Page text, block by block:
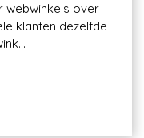
webwinkels over
klanten dezelfde